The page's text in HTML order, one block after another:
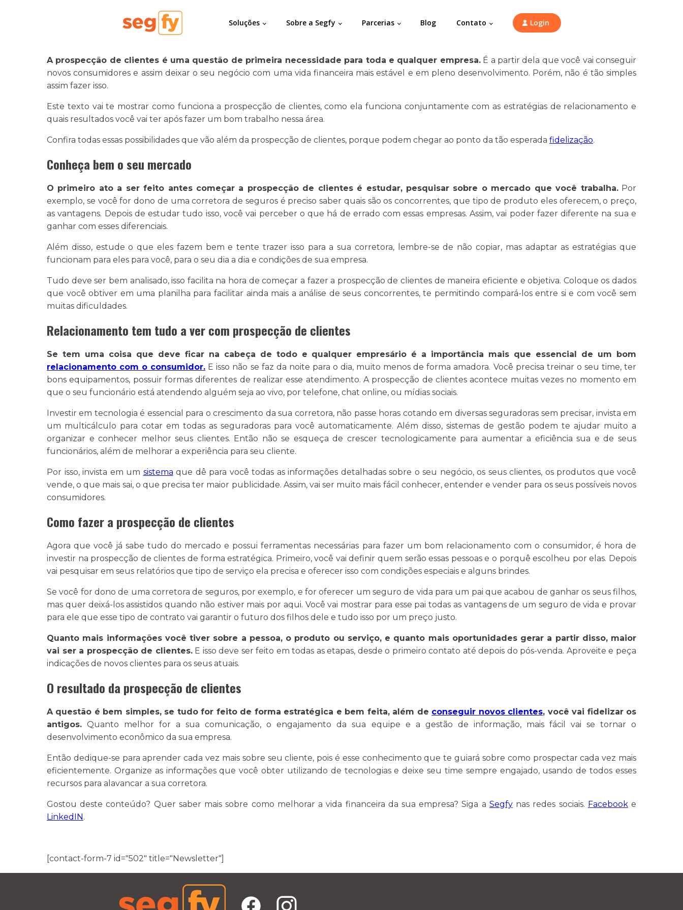
Soluções Sobre a Segfy Parcerias Blog Contato Login
A prospecção de clientes é uma questão de primeira necessidade para toda e qualquer empresa.É a partir dela que você vai conseguir
novos consumidores e assim deixar o seu negócio com uma vida financeira mais estável e em pleno desenvolvimento. Porém, não é tão simples
assim fazer isso.
Este texto vai te mostrar como funciona a prospecção de clientes, como ela funciona conjuntamente com as estratégias de relacionamento e
quais resultados você vai ter após fazer um bom trabalho nessa área.
Confira todas essas possibilidades que vão além da prospecção de clientes, porque podem chegar ao ponto da tão esperada fidelização.
Conheça bem o seu mercado
O primeiro ato a ser feito antes começar a prospecção de clientes é estudar, pesquisar sobre o mercado que você trabalha.Por
exemplo, se você for dono de uma corretora de seguros é preciso saber quais são os concorrentes, que tipo de produto eles oferecem, o preço,
as vantagens. Depois de estudar tudo isso, você vai perceber o que há de errado com essas empresas. Assim, vai poder fazer diferente na sua e
ganhar com esses diferenciais.
Além disso, estude o que eles fazem bem e tente trazer isso para a sua corretora, lembre-se de não copiar, mas adaptar as estratégias que
funcionam para eles para você, para o seu dia a dia e condições de sua empresa.
Tudo deve ser bem analisado, isso facilita na hora de começar a fazer a prospecção de clientes de maneira eficiente e objetiva. Coloque os dados
que você obtiver em uma planilha para facilitar ainda mais a análise de seus concorrentes, te permitindo compará-los entre si e com você sem
muitas dificuldades.
Relacionamento tem tudo a ver com prospecção de clientes
Se tem uma coisa que deve ficar na cabeça de todo e qualquer empresário é a importância mais que essencial de um bom
relacionamento com o consumidor. E isso não se faz da noite para o dia, muito menos de forma amadora. Você precisa treinar o seu time, ter
bons equipamentos, possuir formas diferentes de realizar esse atendimento. A prospecção de clientes acontece muitas vezes no momento em
que o seu funcionário está atendendo alguém seja ao vivo, por telefone, chat online, ou mídias sociais.
Investir em tecnologia é essencial para o crescimento da sua corretora, não passe horas cotando em diversas seguradoras sem precisar, invista em
um multicálculo para cotar em todas as seguradoras para você automaticamente. Além disso, sistemas de gestão podem te ajudar muito a
organizar e conhecer melhor seus clientes. Então não se esqueça de crescer tecnologicamente para aumentar a eficiência sua e de seus
funcionários, além de melhorar a experiência para seu cliente.
Por isso, invista em um sistema que dê para você todas as informações detalhadas sobre o seu negócio, os seus clientes, os produtos que você
vende, o que mais sai, o que precisa ter maior publicidade. Assim, vai ser muito mais fácil conhecer, entender e vender para os seus possíveis novos
consumidores.
Como fazer a prospecção de clientes
Agora que você já sabe tudo do mercado e possui ferramentas necessárias para fazer um bom relacionamento com o consumidor, é hora de
investir na prospecção de clientes de forma estratégica. Primeiro, você vai definir quem serão essas pessoas e o porquê escolheu por elas. Depois
vai pesquisar em seus relatórios que tipo de serviço ela precisa e oferecer isso com condições especiais e alguns brindes.
Se você for dono de uma corretora de seguros, por exemplo, e for oferecer um seguro de vida para um pai que acabou de ganhar os seus filhos,
mas quer deixá-los assistidos quando não estiver mais por aqui. Você vai mostrar para esse pai todas as vantagens de um seguro de vida e provar
para ele que esse tipo de contrato vai garantir o futuro dos filhos dele e tudo isso por um preço justo.
Quanto mais informações você tiver sobre a pessoa, o produto ou serviço, e quanto mais oportunidades gerar a partir disso, maior
vai ser a prospecção de clientes.E isso deve ser feito em todas as etapas, desde o primeiro contato até depois do pós-venda. Aproveite e peça
indicações de novos clientes para os seus atuais.
O resultado da prospecção de clientes
A questão é bem simples, se tudo for feito de forma estratégica e bem feita, além de conseguir novos clientes, você vai fidelizar os
antigos. Quanto melhor for a sua comunicação, o engajamento da sua equipe e a gestão de informação, mais fácil vai se tornar o
desenvolvimento econômico da sua empresa.
Então dedique-se para aprender cada vez mais sobre seu cliente, pois é esse conhecimento que te guiará sobre como prospectar cada vez mais
eficientemente. Organize as informações que você obter utilizando de tecnologias e deixe seu time sempre engajado, usando de todos esses
recursos para alavancar a sua corretora.
Gostou deste conteúdo? Quer saber mais sobre como melhorar a vida financeira da sua empresa? Siga a Segfynas redes sociais. Facebooke
LinkedIN.
[contact-form-7 id="502" title="Newsletter"]